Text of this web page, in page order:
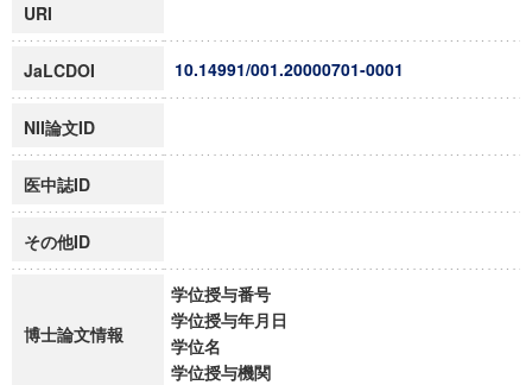
URI
JaLCDOI 10.14991/001.20000701-0001
NII論文ID
医中誌ID
その他ID
博士論文情報
学位授与番号
学位授与年月日
学位名
学位授与機関